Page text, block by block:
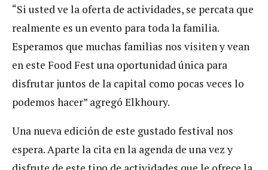
“Si usted ve la oferta de actividades, se percata que
realmente es un evento para toda la familia.
Esperamos que muchas familias nos visiten y vean
en este Food Fest una oportunidad única para
disfrutar juntos de la capital como pocas veces lo
podemos hacer” agregó Elkhoury.
Una nueva edición de este gustado festival nos
espera. Aparte la cita en la agenda de una vez y